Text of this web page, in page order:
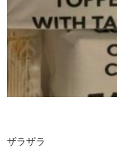
ザラザラ